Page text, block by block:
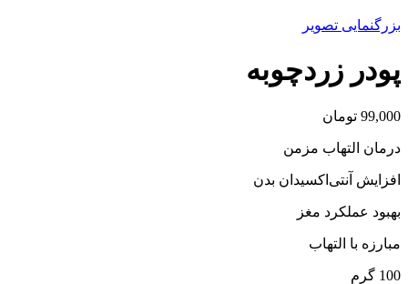
بزرگنمایی تصویر
پودر زردچوبه
99,000 تومان
درمان التهاب مزمن
افزایش آنتی‌اکسیدان بدن
بهبود عملکرد مغز
مبارزه با التهاب
100 گرم